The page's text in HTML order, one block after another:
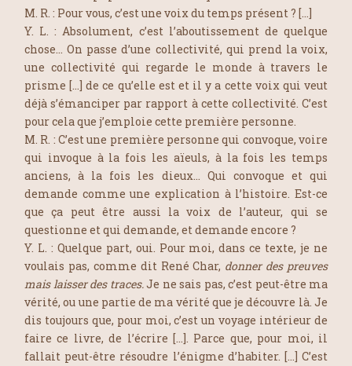
M. R. : Pour vous, c’est une voix du temps présent ? […]
Y. L. : Absolument, c’est l’aboutissement de quelque
chose… On passe d’une collectivité, qui prend la voix,
une collectivité qui regarde le monde à travers le
prisme […] de ce qu’elle est et il y a cette voix qui veut
déjà s’émanciper par rapport à cette collectivité. C’est
pour cela que j’emploie cette première personne.
M. R. : C’est une première personne qui convoque, voire
qui invoque à la fois les aïeuls, à la fois les temps
anciens, à la fois les dieux… Qui convoque et qui
demande comme une explication à l’histoire. Est-ce
que ça peut être aussi la voix de l’auteur, qui se
questionne et qui demande, et demande encore ?
Y. L. : Quelque part, oui. Pour moi, dans ce texte, je ne
voulais pas, comme dit René Char, donner des preuves
mais laisser des traces.Je ne sais pas, c’est peut-être ma
vérité, ou une partie de ma vérité que je découvre là. Je
dis toujours que, pour moi, c’est un voyage intérieur de
faire ce livre, de l’écrire […]. Parce que, pour moi, il
fallait peut-être résoudre l’énigme d’habiter. […] C’est